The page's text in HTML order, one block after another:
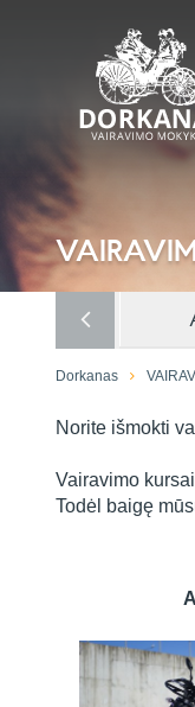
Dorkanas
Norite išmokti
Vairavimo
Todėl baigę